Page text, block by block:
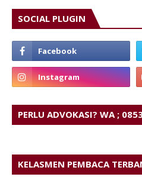
SOCIAL PLUGIN
PERLU ADVOKASI? WA ;
KELASMEN PEMBACA